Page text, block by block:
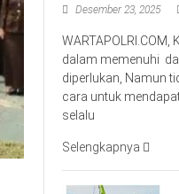
Desember 23, 2025
dalam memenuhi
diperlukan, Namun
cara untuk
selalu
Selengkapnya